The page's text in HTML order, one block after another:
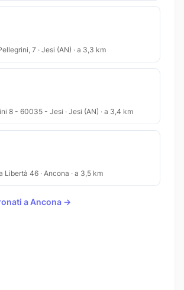
7 · Jesi (AN) · a 3,3 km
8 - 60035 - Jesi · Jesi (AN) · a 3,4 km
Libertà 46 · Ancona · a 3,5 km
a Ancona →